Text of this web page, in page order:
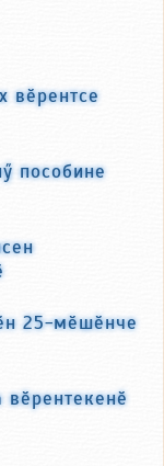
вӗрентсе
пособине
25-мӗшӗнче